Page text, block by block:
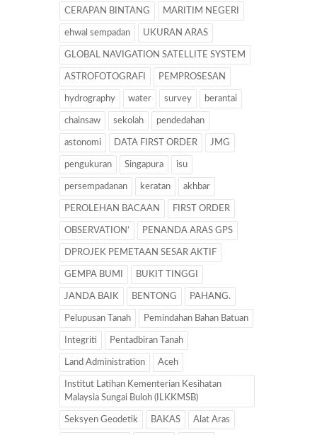
CERAPAN BINTANG MARITIM NEGERI
ehwal sempadan UKURAN ARAS
GLOBAL NAVIGATION SATELLITE SYSTEM
ASTROFOTOGRAFI PEMPROSESAN
hydrography water survey berantai
chainsaw sekolah pendedahan
astonomi DATA FIRST ORDER JMG
pengukuran Singapura isu
persempadanan keratan akhbar
PEROLEHAN BACAAN FIRST ORDER
OBSERVATION’ PENANDA ARAS GPS
DPROJEK PEMETAAN SESAR AKTIF
GEMPA BUMI BUKIT TINGGI
JANDA BAIK BENTONG PAHANG.
Pelupusan Tanah Pemindahan Bahan Batuan
Integriti Pentadbiran Tanah
Land Administration Aceh
Institut Latihan Kementerian Kesihatan
Malaysia Sungai Buloh (ILKKMSB)
Seksyen Geodetik BAKAS Alat Aras